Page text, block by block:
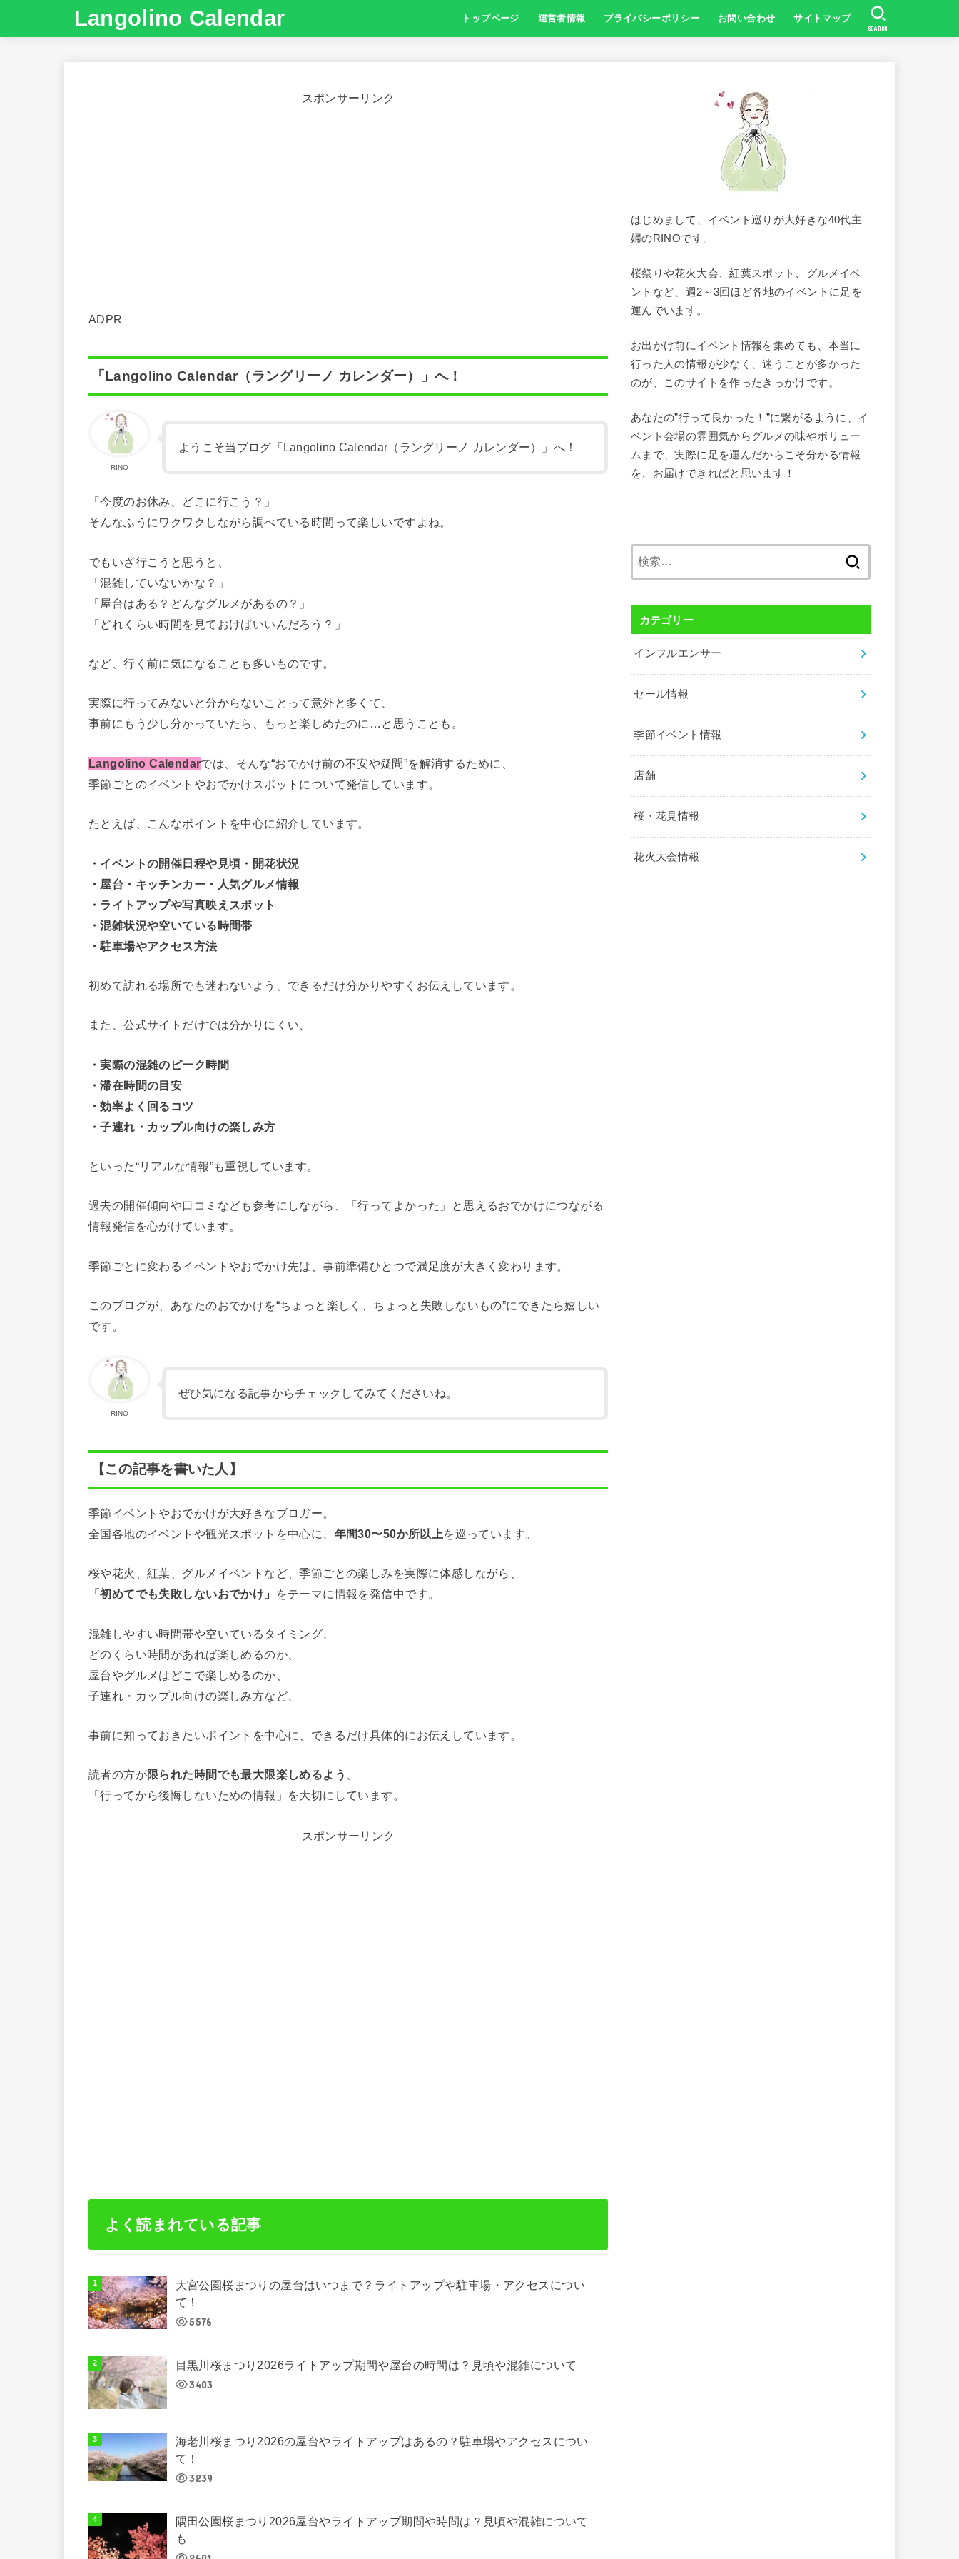
Langolino Calendar トップページ 運営者情報 プライバシーポリシー お問い合わせ サイトマップ
SEARCH
スポンサーリンク
ADPR
「Langolino Calendar（ラングリーノ カレンダー）」へ！
RINO
ようこそ当ブログ「Langolino Calendar（ラングリーノ カレンダー）」へ！
「今度のお休み、どこに行こう？」
そんなふうにワクワクしながら調べている時間って楽しいですよね。
でもいざ行こうと思うと、
「混雑していないかな？」
「屋台はある？どんなグルメがあるの？」
「どれくらい時間を見ておけばいいんだろう？」
など、行く前に気になることも多いものです。
実際に行ってみないと分からないことって意外と多くて、
事前にもう少し分かっていたら、もっと楽しめたのに…と思うことも。
Langolino Calendarでは、そんな“おでかけ前の不安や疑問”を解消するために、
季節ごとのイベントやおでかけスポットについて発信しています。
たとえば、こんなポイントを中心に紹介しています。
・イベントの開催日程や見頃・開花状況
・屋台・キッチンカー・人気グルメ情報
・ライトアップや写真映えスポット
・混雑状況や空いている時間帯
・駐車場やアクセス方法
初めて訪れる場所でも迷わないよう、できるだけ分かりやすくお伝えしています。
また、公式サイトだけでは分かりにくい、
・実際の混雑のピーク時間
・滞在時間の目安
・効率よく回るコツ
・子連れ・カップル向けの楽しみ方
といった“リアルな情報”も重視しています。
過去の開催傾向や口コミなども参考にしながら、「行ってよかった」と思えるおでかけにつながる
情報発信を心がけています。
季節ごとに変わるイベントやおでかけ先は、事前準備ひとつで満足度が大きく変わります。
このブログが、あなたのおでかけを“ちょっと楽しく、ちょっと失敗しないもの”にできたら嬉しい
です。
RINO
ぜひ気になる記事からチェックしてみてくださいね。
【この記事を書いた人】
季節イベントやおでかけが大好きなブロガー。
全国各地のイベントや観光スポットを中心に、 年間30〜50か所以上を巡っています。
桜や花火、紅葉、グルメイベントなど、季節ごとの楽しみを実際に体感しながら、
「初めてでも失敗しないおでかけ」
をテーマに情報を発信中です。
混雑しやすい時間帯や空いているタイミング、
どのくらい時間があれば楽しめるのか、
屋台やグルメはどこで楽しめるのか、
子連れ・カップル向けの楽しみ方など、
事前に知っておきたいポイントを中心に、できるだけ具体的にお伝えしています。
読者の方が限られた時間でも最大限楽しめるよう
「行ってから後悔しないための情報」を大切にしています。
スポンサーリンク
よく読まれている記事
大宮公園桜まつりの屋台はいつまで？ライトアップや駐車場・アクセスについ
て！
5576
目黒川桜まつり2026ライトアップ期間や屋台の時間は？見頃や混雑について
3403
海老川桜まつり2026の屋台やライトアップはあるの？駐車場やアクセスについ
て！
3239
隅田公園桜まつり2026屋台やライトアップ期間や時間は？見頃や混雑について
も
はじめまして、イベント巡りが大好きな40代主
婦のRINOです。
桜祭りや花火大会、紅葉スポット、グルメイベ
ントなど、週2～3回ほど各地のイベントに足を
運んでいます。
お出かけ前にイベント情報を集めても、本当に
行った人の情報が少なく、迷うことが多かった
のが、このサイトを作ったきっかけです。
あなたの”行って良かった！”に繋がるように、イ
ベント会場の雰囲気からグルメの味やボリュー
ムまで、実際に足を運んだからこそ分かる情報
を、お届けできればと思います！
カテゴリー
インフルエンサー
セール情報
季節イベント情報
店舗
桜・花見情報
花火大会情報